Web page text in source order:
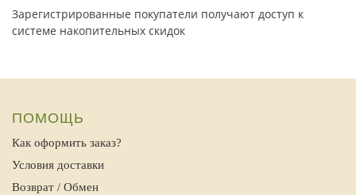
Зарегистрированные покупатели получают доступ к
системе накопительных скидок
ПОМОЩЬ
Как оформить заказ?
Условия доставки
Возврат / Обмен